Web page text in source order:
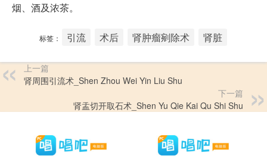
烟、酒及浓茶。
标签： 引流 术后 肾肿瘤剜除术 肾脏
上一篇
肾周围引流术_Shen Zhou Wei Yin Liu Shu
下一篇
肾盂切开取石术_Shen Yu Qie Kai Qu Shi Shu